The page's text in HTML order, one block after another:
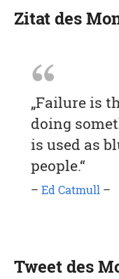
Zitat des
„Failure is
doing
is used as
people.“
– Ed Catmull –
Tweet des